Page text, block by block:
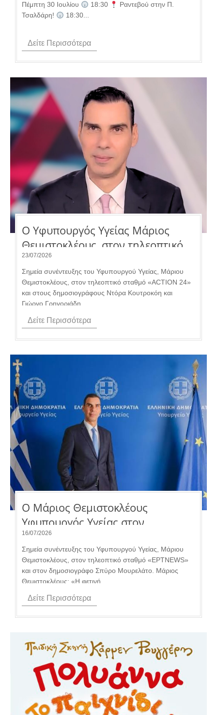
Πέμπτη 30 Ιουλίου
18:30
Ραντεβού στην Π.
Τσαλδάρη!
18:30...
Δείτε Περισσότερα
Ο Υφυπουργός Υγείας Μάριος
Θεμιστοκλέους, στον τηλεοπτικό
σταθμό «ACTION 24».
23/07/2026
Σημεία συνέντευξης του Υφυπουργού Υγείας, Μάριου
Θεμιστοκλέους, στον τηλεοπτικό σταθμό «ACTION 24»
και στους δημοσιογράφους Ντόρα Κουτροκόη και
Γιώργο Γρηγοριάδη....
Δείτε Περισσότερα
Ο Μάριος Θεμιστοκλέους
Υφυπουργός Υγείας στον
τηλεοπτικό σταθμό «ΕΡΤNEWS.
16/07/2026
Σημεία συνέντευξης του Υφυπουργού Υγείας, Μάριου
Θεμιστοκλέους, στον τηλεοπτικό σταθμό «ΕΡΤNEWS»
και στον δημοσιογράφο Σπύρο Μουρελάτο. Μάριος
Θεμιστοκλέους: «Η φετινή...
Δείτε Περισσότερα